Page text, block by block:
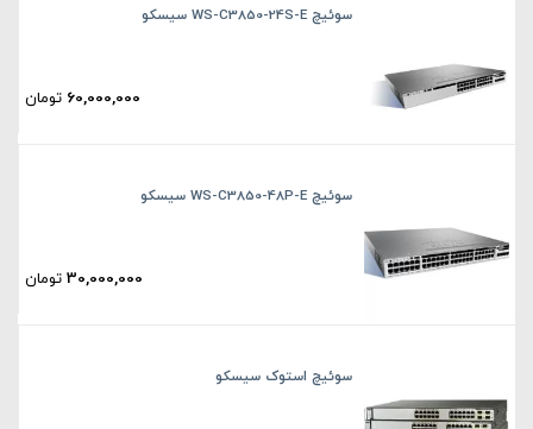
سوئیچ WS-C3850-24S-E سیسکو
60,000,000 تومان
سوئیچ WS-C3850-48P-E سیسکو
30,000,000تومان
سوئیچ استوک سیسکو